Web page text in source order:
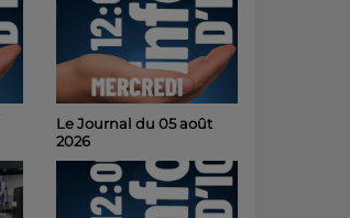
Le Journal du 05 août
2026